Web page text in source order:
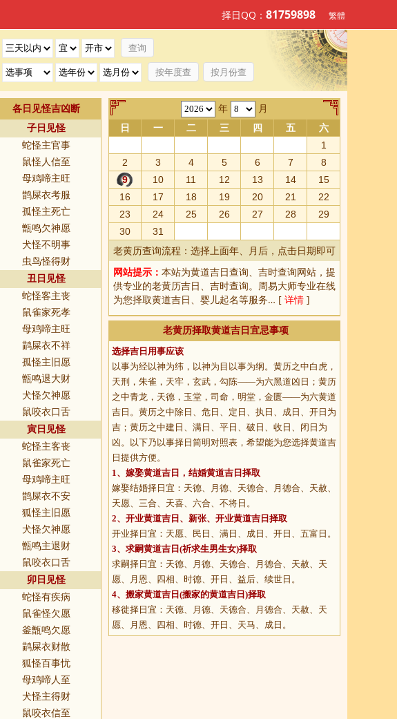
按年度查 按月份查
择日QQ： 81759898 繁體
各日见怪吉凶断
子日见怪
蛇怪主官事
鼠怪人信至
母鸡啼主旺
鹊屎衣考服
孤怪主死亡
甑鸣欠神愿
犬怪不明事
虫鸟怪得财
丑日见怪
蛇怪客主丧
鼠雀家死孝
母鸡啼主旺
鹋屎衣不祥
孤怪主旧愿
甑鸣退大财
犬怪欠神愿
鼠咬衣口舌
寅日见怪
蛇怪主客丧
鼠雀家死亡
母鸡啼主旺
鹊屎衣不安
狐怪主旧愿
犬怪欠神愿
甑鸣主退财
鼠咬衣口舌
卯日见怪
蛇怪有疾病
鼠雀怪欠愿
釜甑鸣欠愿
鹋屎衣财散
狐怪百事忧
母鸡啼人至
犬怪主得财
鼠咬衣信至
年 月
日 一 二 三 四 五
六
1
2
3 4 5 6 7
8
9
10 11 12 13 14
15
16
17 18 19 20 21
22
23
24 25 26 27 28
29
30
31
老黄历查询流程：选择上面年、月后，点击日期即可
网站提示： 本站为黄道吉日查询、 吉时查询网站，提
供专业的老黄历吉日、吉时查询。周易大师专业在线
为您择取黄道吉日、婴儿起名等服务… [ 详情 ]
老黄历择取黄道吉日宜忌事项
选择吉日用事应该
以事为经以神为纬，以神为目以事为纲。黄历之中白虎，
天刑，朱雀，天牢，玄武，勾陈——为六黑道凶日；黄历
之中青龙，天德，玉堂，司命，明堂，金匮——为六黄道
吉日。黄历之中除日、危日、定日、执日、成日、开日为
吉；黄历之中建日、满日、平日、破日、收日、闭日为
凶。以下乃以事择日简明对照表，希望能为您选择黄道吉
日提供方便。
1、 嫁娶黄道吉日 ，结婚黄道吉日择取
嫁娶结婚择日宜：天德、月德、天德合、月德合、天赦、
天愿、三合、天喜、六合、不将日。
2、 开业黄道吉日 、新张、开业黄道吉日择取
开业择日宜：天愿、民日、满日、成日、开日、五富日。
3、 求嗣黄道吉日 (祈求生男生女)择取
求嗣择日宜：天德、月德、天德合、月德合、天赦、天
愿、月恩、四相、时德、开日、益后、续世日。
4、 搬家黄道吉日 (搬家的黄道吉日)择取
移徙择日宜：天德、月德、天德合、月德合、天赦、天
愿、月恩、四相、时德、开日、天马、成日。